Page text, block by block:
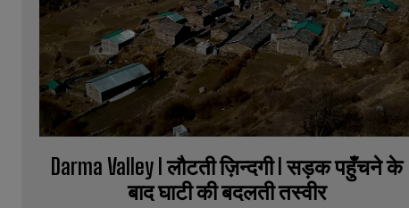
Darma Valley l लौटती ज़िन्दगी l सड़क पहुँचने के
बाद घाटी की बदलती तस्वीर